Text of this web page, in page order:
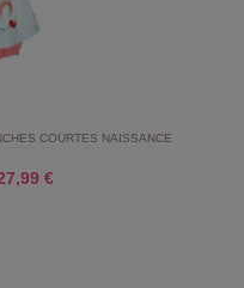
COURTES NAISSANCE
€